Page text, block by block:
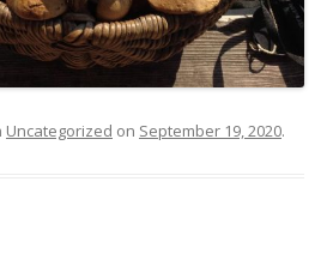
Uncategorized on September 19, 2020.